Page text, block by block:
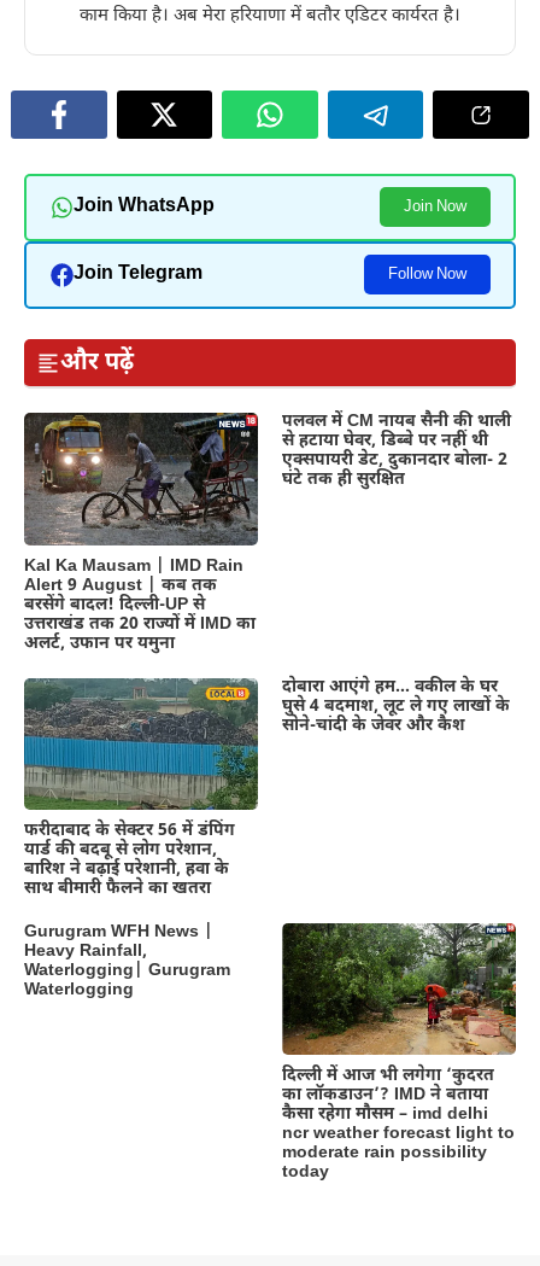
काम किया है। अब मेरा हरियाणा में बतौर एडिटर कार्यरत है।
Join WhatsApp Join Now
Join Telegram Follow Now
और पढ़ें
Kal Ka Mausam | IMD Rain
Alert 9 August | कब तक
बरसेंगे बादल! दिल्ली-UP से
उत्तराखंड तक 20 राज्यों में IMD का
अलर्ट, उफान पर यमुना
पलवल में CM नायब सैनी की थाली
से हटाया घेवर, डिब्बे पर नहीं थी
एक्सपायरी डेट, दुकानदार बोला- 2
घंटे तक ही सुरक्षित
फरीदाबाद के सेक्टर 56 में डंपिंग
यार्ड की बदबू से लोग परेशान,
बारिश ने बढ़ाई परेशानी, हवा के
साथ बीमारी फैलने का खतरा
दोबारा आएंगे हम… वकील के घर
घुसे 4 बदमाश, लूट ले गए लाखों के
सोने-चांदी के जेवर और कैश
Gurugram WFH News |
Heavy Rainfall,
Waterlogging| Gurugram
Waterlogging
दिल्‍ली में आज भी लगेगा ‘कुदरत
का लॉकडाउन’? IMD ने बताया
कैसा रहेगा मौसम – imd delhi
ncr weather forecast light to
moderate rain possibility
today